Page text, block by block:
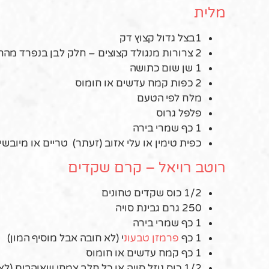
מלית
1בצל גדול קצוץ דק
2 צרורות מנגולד קצוצים – חלק לבן בנפרד מהחלק הירוק
1 שן שום כתושה
2 כפות קמח עדשים או חומוס
מלח לפי הטעם
פלפל גרוס
1 כף שמרי בירה
כפית טימין או עלי אזוב (זעתר) טריים או
רוטב רויאל – קרם שקדים
1/2 כוס שקדים טחונים
250 גרם גבינת סויה
1 כף שמרי בירה
1 כף
פרמזן טבעוני (לא חובה אבל מוסיף המון)
1 כף קמח עדשים או חומוס